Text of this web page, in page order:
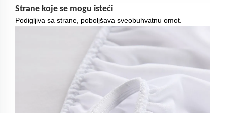
Strane koje se mogu isteći
Podigljiva sa strane, poboljšava sveobuhvatnu omot.